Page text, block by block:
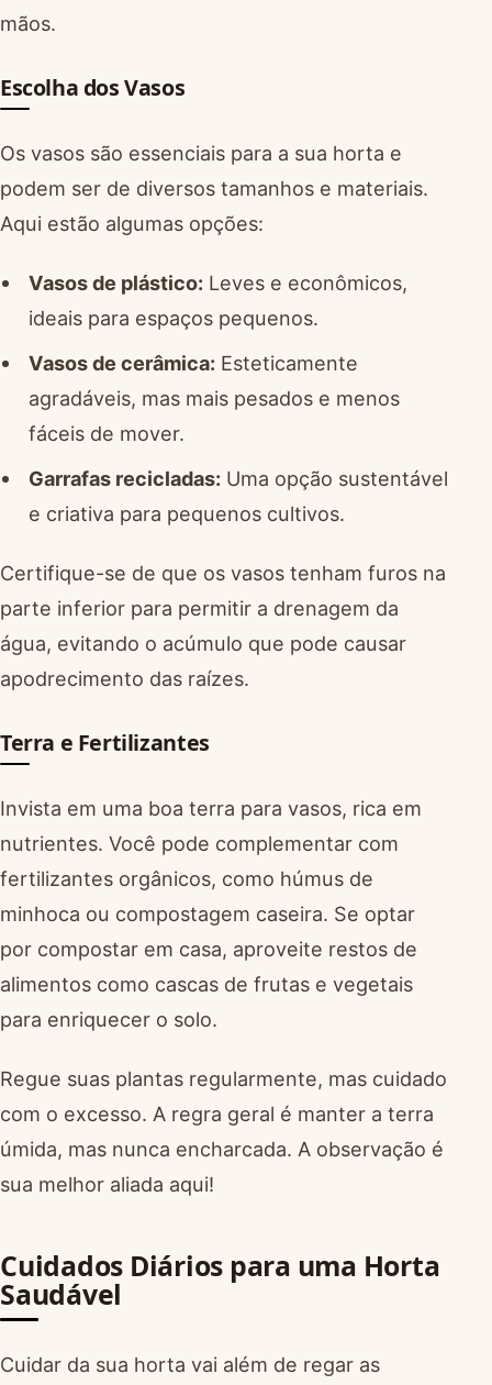
mãos.
Escolha dos Vasos
Os vasos são essenciais para a sua horta e
podem ser de diversos tamanhos e materiais.
Aqui estão algumas opções:
Vasos de plástico: Leves e econômicos,
ideais para espaços pequenos.
Vasos de cerâmica: Esteticamente
agradáveis, mas mais pesados e menos
fáceis de mover.
Garrafas recicladas: Uma opção sustentável
e criativa para pequenos cultivos.
Certifique-se de que os vasos tenham furos na
parte inferior para permitir a drenagem da
água, evitando o acúmulo que pode causar
apodrecimento das raízes.
Terra e Fertilizantes
Invista em uma boa terra para vasos, rica em
nutrientes. Você pode complementar com
fertilizantes orgânicos, como húmus de
minhoca ou compostagem caseira. Se optar
por compostar em casa, aproveite restos de
alimentos como cascas de frutas e vegetais
para enriquecer o solo.
Regue suas plantas regularmente, mas cuidado
com o excesso. A regra geral é manter a terra
úmida, mas nunca encharcada. A observação é
sua melhor aliada aqui!
Cuidados Diários para uma Horta
Saudável
Cuidar da sua horta vai além de regar as